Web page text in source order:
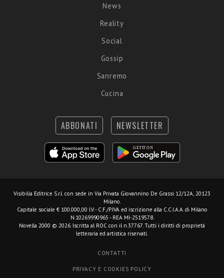
News
Reality
Social
Gossip
Sanremo
Cucina
ABBONATI NEWSLETTER
Visibilia Editrice S.r.l. con sede in Via Privata Giovannino De Grassi 12/12A, 20123
Milano.
Capitale sociale € 100.000,00 I.V. - C.F./P.IVA ed iscrizione alla C.C.I.A.A. di Milano
N.10269990965 - REA MI-2519578.
Novella 2000 © 2026. Iscritta al ROC con il n.37767. Tutti i diritti di proprietà
letteraria ed artistica riservati.
CONTATTI
PRIVACY E COOKIES POLICY